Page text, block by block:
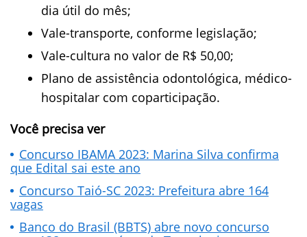
dia útil do mês;
Vale-transporte, conforme legislação;
Vale-cultura no valor de R$ 50,00;
Plano de assistência odontológica, médico-
hospitalar com coparticipação.
Você precisa ver
Concurso IBAMA 2023: Marina Silva confirma
que Edital sai este ano
Concurso Taió-SC 2023: Prefeitura abre 164
vagas
Banco do Brasil (BBTS) abre novo concurso